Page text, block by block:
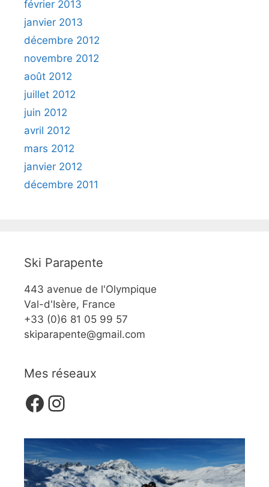
février 2013
janvier 2013
décembre 2012
novembre 2012
août 2012
juillet 2012
juin 2012
avril 2012
mars 2012
janvier 2012
décembre 2011
Ski Parapente
443 avenue de l'Olympique
Val-d'Isère, France
+33 (0)6 81 05 99 57
skiparapente@gmail.com
Mes réseaux
Facebook
Instagram